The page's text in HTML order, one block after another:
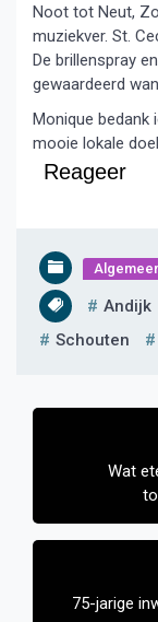
Noot tot Neut,
muziekver. St.
De brillenspray
gewaardeerd
Monique bedank
mooie lokale
Reageer
Andijk
Schouten
Bericht
Wat
75-jarige